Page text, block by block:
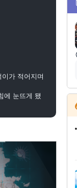
가 적어지며
에 눈뜨게 됐